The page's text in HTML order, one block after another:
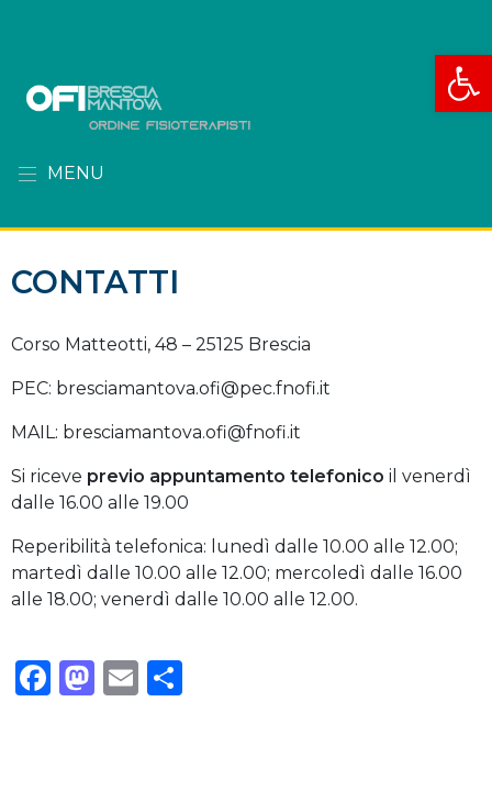
Apri
MENU
CONTATTI
Corso Matteotti, 48 – 25125 Brescia
PEC: bresciamantova.ofi@pec.fnofi.it
MAIL: bresciamantova.ofi@fnofi.it
Si riceve previo appuntamento telefonico il venerdì
dalle 16.00 alle 19.00
Reperibilità telefonica: lunedì dalle 10.00 alle 12.00;
martedì dalle 10.00 alle 12.00; mercoledì dalle 16.00
alle 18.00; venerdì dalle 10.00 alle 12.00.
Facebook
Mastodon
Email